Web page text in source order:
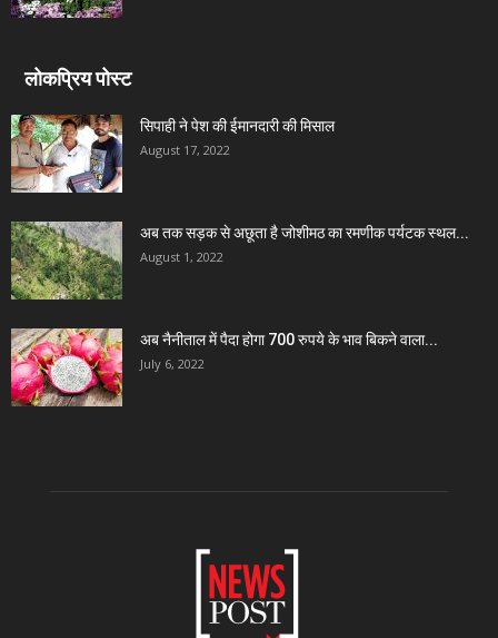
लोकप्रिय पोस्ट
सिपाही ने पेश की ईमानदारी की मिसाल
August 17, 2022
अब तक सड़क से अछूता है जोशीमठ का रमणीक पर्यटक स्थल...
August 1, 2022
अब नैनीताल में पैदा होगा 700 रुपये के भाव बिकने वाला...
July 6, 2022